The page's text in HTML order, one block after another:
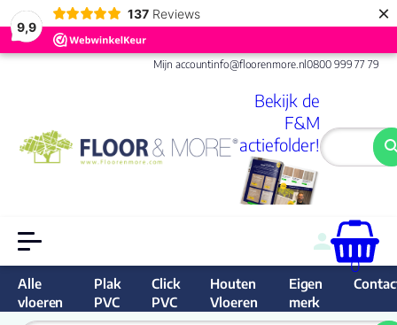
9,9
137 Reviews ×
Mijn accountinfo@floorenmore.nl0800 999 77 79
Bekijk de
F&M
actiefolder!
0
Alle
vloeren
Plak
PVC
Click
PVC
Houten
Vloeren
Eigen
merk